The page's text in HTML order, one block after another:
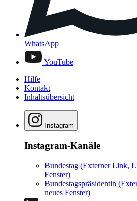
WhatsApp
YouTube
Hilfe
Kontakt
Inhaltsübersicht
Instagram
Instagram-Kanäle
Bundestag (Externer Link,
Fenster)
Bundestagspräsidentin
neues Fenster)